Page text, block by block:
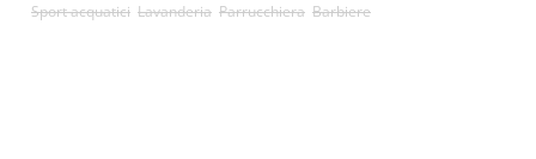
Sport acquatici Lavanderia Parrucchiera Barbiere